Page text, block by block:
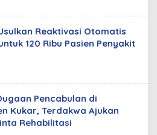
Reaktivasi Otomatis
120 Ribu Pasien Penyakit
Pencabulan di
Kukar, Terdakwa Ajukan
Rehabilitasi